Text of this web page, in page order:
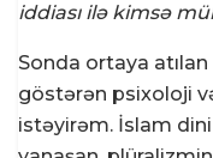
iddiası ilə kimsə
Sonda ortaya
göstərən psixoloji
istəyirəm. İslam